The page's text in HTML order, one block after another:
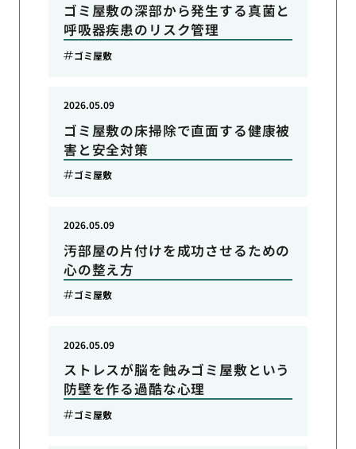
ゴミ屋敷の深部から発生する真菌と
呼吸器疾患のリスク管理
ゴミ屋敷
ゴミ屋敷の床掃除で直面する健康被
害と安全対策
2026.05.09
ゴミ屋敷
汚部屋の片付けを成功させるための
心の整え方
2026.05.09
ゴミ屋敷
ストレスが脳を蝕みゴミ屋敷という
防壁を作る過酷な心理
2026.05.09
ゴミ屋敷